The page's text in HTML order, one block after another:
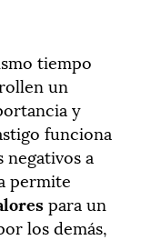
tiempo
un
y
funciona
a
permite
para un
los demás,